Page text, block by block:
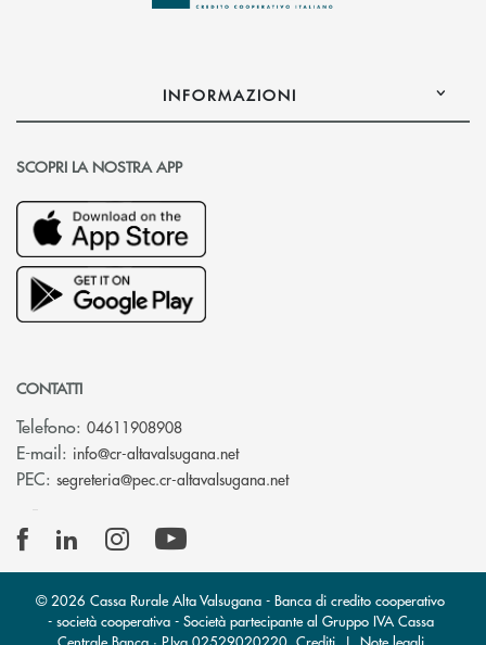
INFORMAZIONI
SCOPRI LA NOSTRA APP
CONTATTI
Telefono: 04611908908
E-mail: info@cr-altavalsugana.net(si apre l’app di posta
PEC: segreteria@pec.cr-altavalsugana.net(si apre l’app di posta
© 2026 Cassa Rurale Alta Valsugana - Banca di credito cooperativo
- società cooperativa - Società partecipante al Gruppo IVA Cassa